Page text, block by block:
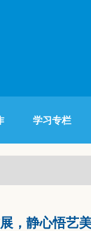
学习专栏
，静心悟艺